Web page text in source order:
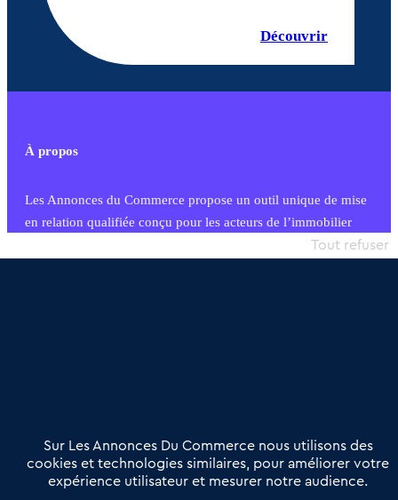
Découvrir
À propos
Les Annonces du Commerce propose un outil unique de mise
en relation qualifiée conçu pour les acteurs de l’immobilier
commercial et les collectivités territoriales, simple et intégrant
Offres Pro
Actualités
Qui sommes nous ?
Derniers articles
Sur Les Annonces Du Commerce nous utilisons des
cookies et technologies similaires, pour améliorer votre
expérience utilisateur et mesurer notre audience.
Tout refuser